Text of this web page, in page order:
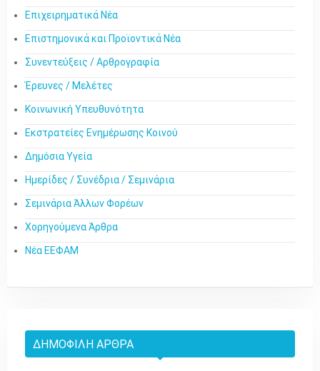
Επιχειρηματικά Νέα
Επιστημονικά και Προϊοντικά Νέα
Συνεντεύξεις / Αρθρογραφία
Έρευνες / Μελέτες
Κοινωνική Υπευθυνότητα
Εκστρατείες Ενημέρωσης Κοινού
Δημόσια Υγεία
Ημερίδες / Συνέδρια / Σεμινάρια
Σεμινάρια Άλλων Φορέων
Χορηγούμενα Άρθρα
Νέα ΕΕΦΑΜ
ΔΗΜΟΦΙΛΉ ΆΡΘΡΑ